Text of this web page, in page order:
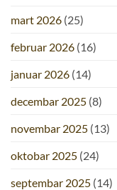
mart 2026 (25)
februar 2026 (16)
januar 2026 (14)
decembar 2025 (8)
novembar 2025 (13)
oktobar 2025 (24)
septembar 2025 (14)